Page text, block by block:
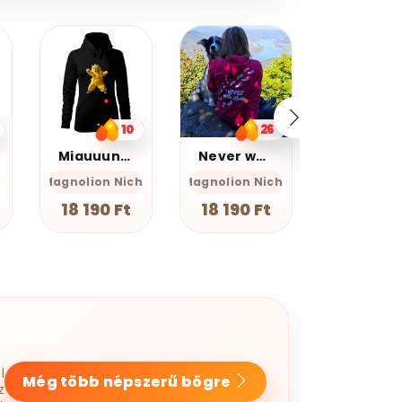
26
Never walk alone
Magnolion Niche
18 190 Ft
13
Graffiti oroszlán v17
Magnolion
12 990 Ft
Még több népszerű bögre